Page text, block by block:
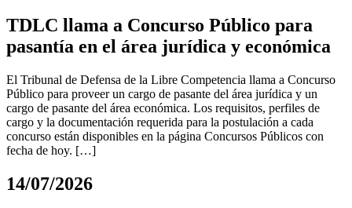
TDLC llama a Concurso Público para
pasantía en el área jurídica y económica
El Tribunal de Defensa de la Libre Competencia llama a Concurso
Público para proveer un cargo de pasante del área jurídica y un
cargo de pasante del área económica. Los requisitos, perfiles de
cargo y la documentación requerida para la postulación a cada
concurso están disponibles en la página Concursos Públicos con
fecha de hoy. […]
14/07/2026